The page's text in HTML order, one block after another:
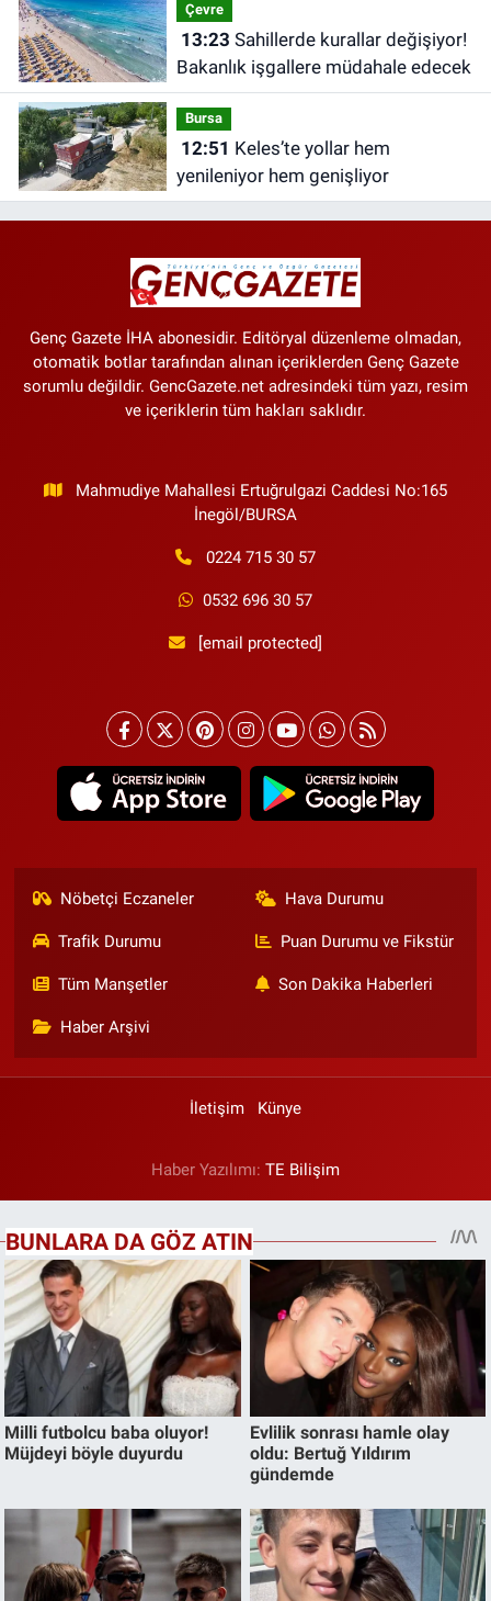
Çevre
13:23
Bakanlık işgallere müdahale edecek
Bursa
12:51
yenileniyor hem genişliyor
Genç Gazete İHA abonesidir. Editöryal düzenleme olmadan,
otomatik botlar tarafından alınan içeriklerden Genç Gazete
sorumlu değildir. GencGazete.net adresindeki tüm yazı, resim
ve içeriklerin tüm hakları saklıdır.
Mahmudiye Mahallesi Ertuğrulgazi Caddesi No:165
İnegöl/BURSA
0224 715 30 57
0532 696 30 57
[email protected]
Nöbetçi Eczaneler Hava Durumu
Trafik Durumu Puan Durumu ve Fikstür
Tüm Manşetler Son Dakika Haberleri
Haber Arşivi
İletişim Künye
Haber Yazılımı: TE Bilişim